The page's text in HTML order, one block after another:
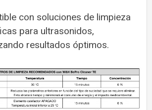
con soluciones de limpieza
para ultrasonidos,
resultados óptimos.